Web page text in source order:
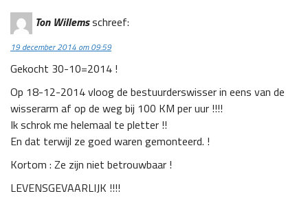
Ton Willemsschreef:
19 december 2014 om 09:59
Gekocht 30-10=2014 !
Op 18-12-2014 vloog de bestuurderswisser in eens van de
wisserarm af op de weg bij 100 KM per uur !!!!
Ik schrok me helemaal te pletter !!
En dat terwijl ze goed waren gemonteerd. !
Kortom : Ze zijn niet betrouwbaar !
LEVENSGEVAARLIJK !!!!